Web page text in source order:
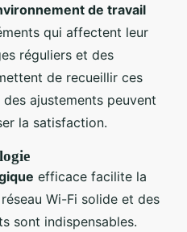
de travail
qui affectent leur
réguliers et des
de recueillir ces
ajustements peuvent
la satisfaction.
efficace facilite la
Wi-Fi solide et des
sont indispensables.